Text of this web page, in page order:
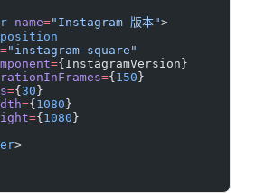
name="Instagram 版本">
="instagram-square"
={InstagramVersion}
={150}
={30}
={1080}
={1080}
>